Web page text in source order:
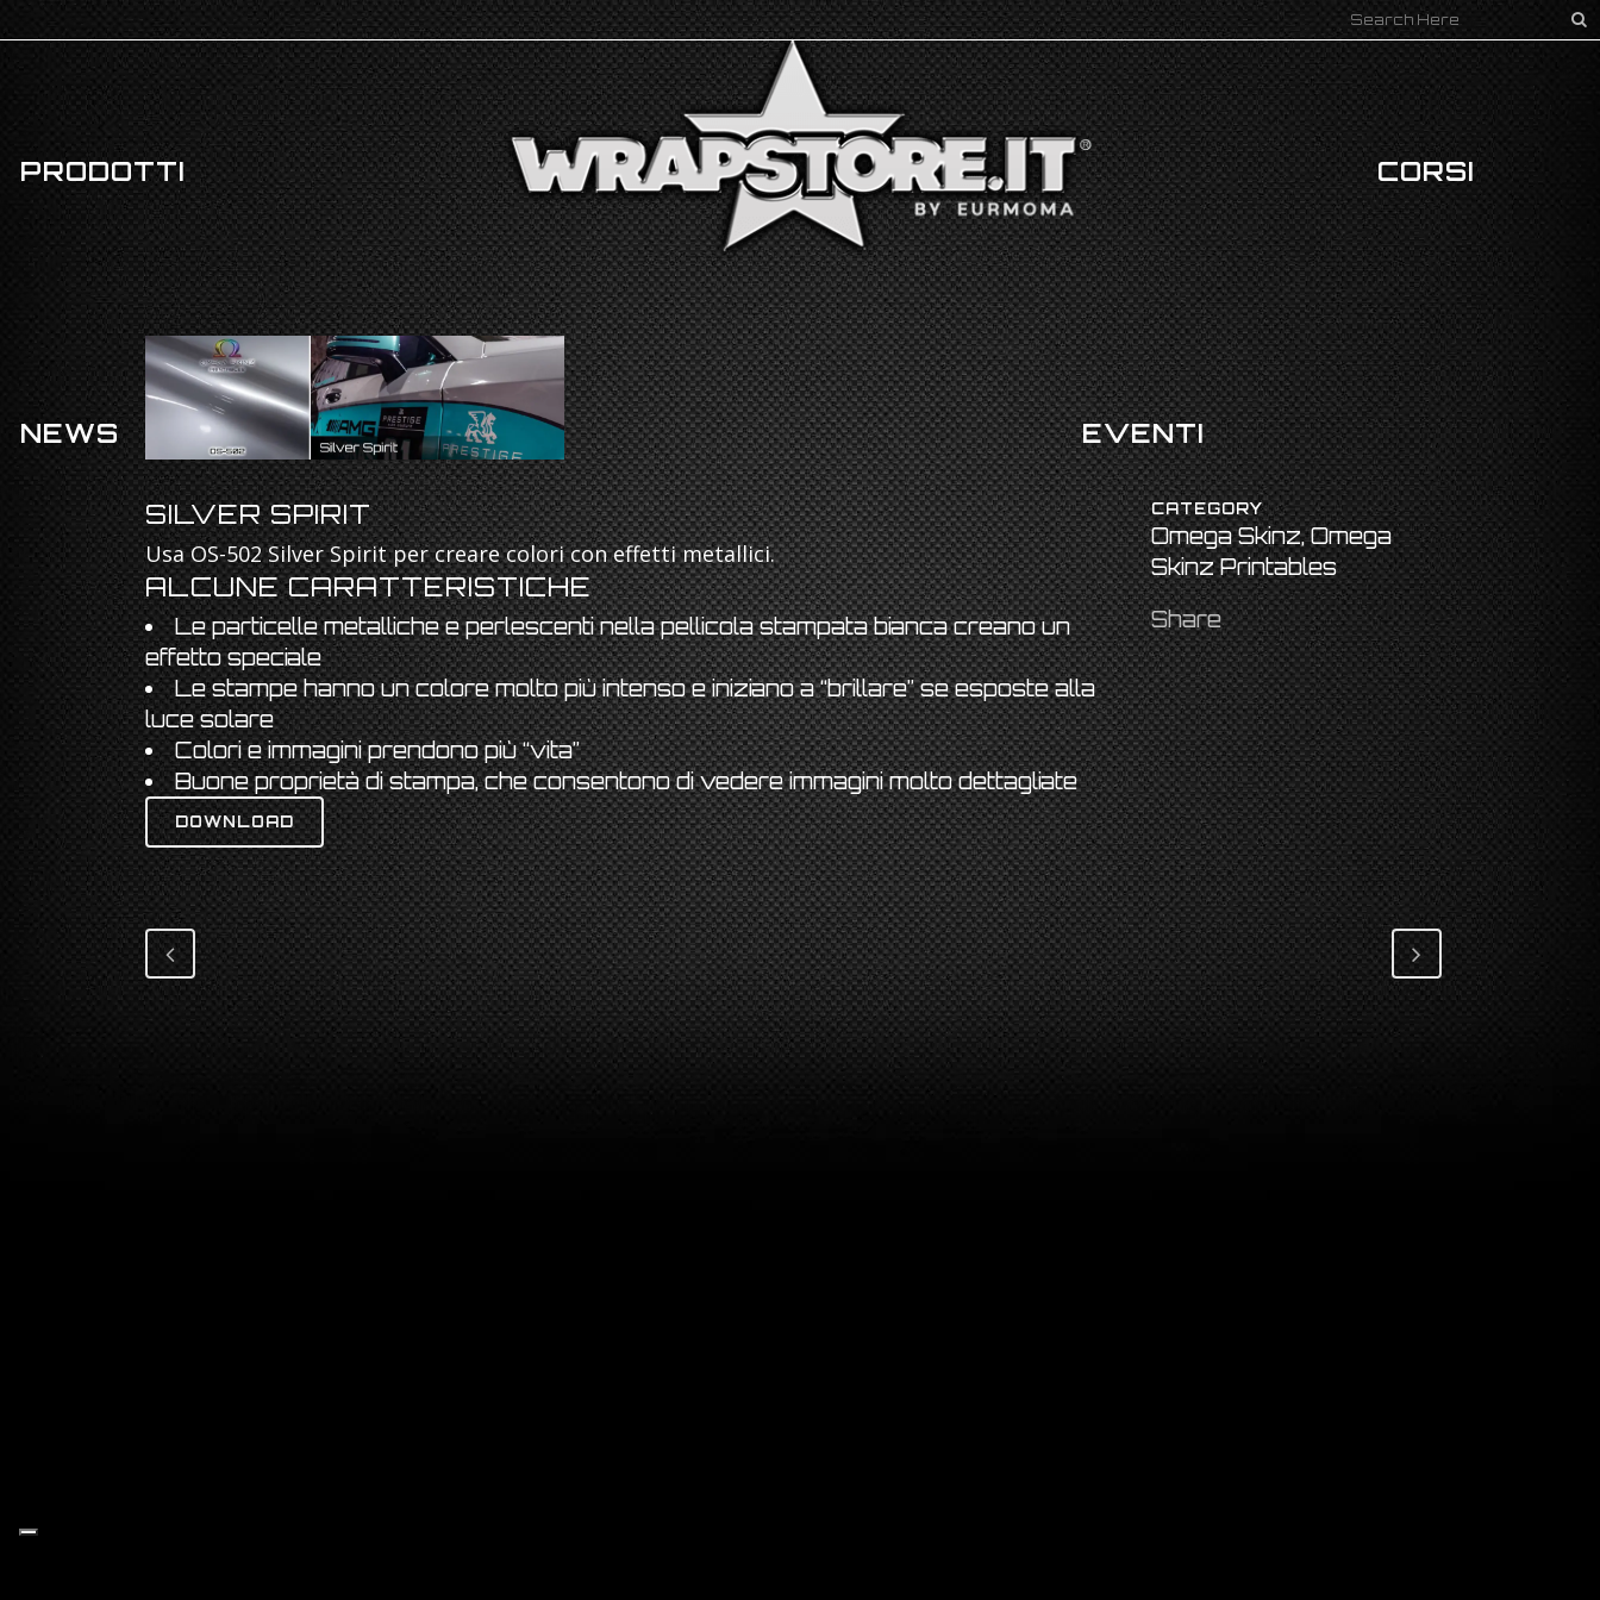
PRODOTTI
NEWS
CORSI
EVENTI
SILVER SPIRIT
Usa OS-502 Silver Spirit per creare colori con effetti metallici.
ALCUNE CARATTERISTICHE
Le particelle metalliche e perlescenti nella pellicola stampata bianca creano un
effetto speciale
Le stampe hanno un colore molto più intenso e iniziano a “brillare” se esposte alla
luce solare
Colori e immagini prendono più “vita”
Buone proprietà di stampa, che consentono di vedere immagini molto dettagliate
DOWNLOAD
CATEGORY
Omega Skinz, Omega
Skinz Printables
Share